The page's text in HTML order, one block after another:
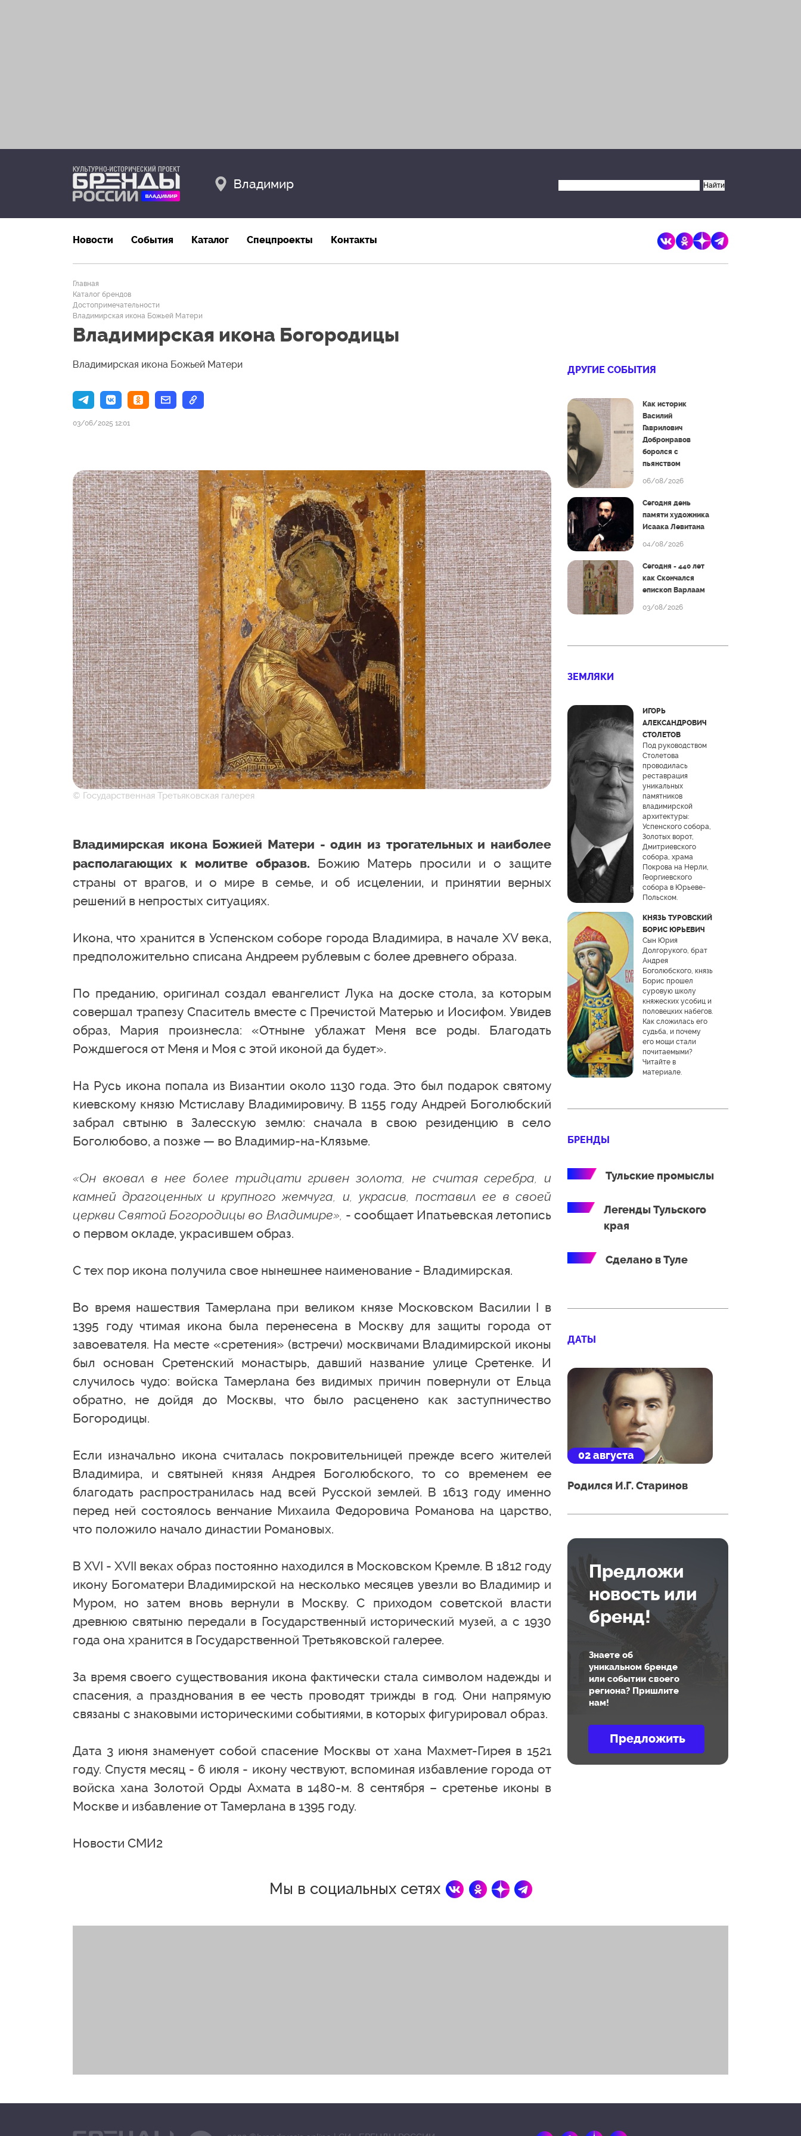
Владимир
Новости События Каталог Спецпроекты Контакты
Главная
Каталог брендов
Достопримечательности
Владимирская икона Божьей Матери
Владимирская икона Богородицы
Владимирская икона Божьей Матери
03/06/2025 12:01
© Государственная Третьяковская галерея
Владимирская икона Божией Матери - один из трогательных и наиболее
располагающих к молитве образов. Божию Матерь просили и о защите
страны от врагов, и о мире в семье, и об исцелении, и принятии верных
решений в непростых ситуациях.
Икона, что хранится в Успенском соборе города Владимира, в начале XV века,
предположительно списана Андреем рублевым с более древнего образа.
По преданию, оригинал создал евангелист Лука на доске стола, за которым
совершал трапезу Спаситель вместе с Пречистой Матерью и Иосифом. Увидев
образ, Мария произнесла: «Отныне ублажат Меня все роды. Благодать
Рождшегося от Меня и Моя с этой иконой да будет».
На Русь икона попала из Византии около 1130 года. Это был подарок святому
киевскому князю Мстиславу Владимировичу. В 1155 году Андрей Боголюбский
забрал свтыню в Залесскую землю: сначала в свою резиденцию в село
Боголюбово, а позже — во Владимир-на-Клязьме.
«Он вковал в нее более тридцати гривен золота, не считая серебра, и
камней драгоценных и крупного жемчуга, и, украсив, поставил ее в своей
церкви Святой Богородицы во Владимире», - сообщает Ипатьевская летопись
о первом окладе, украсившем образ.
С тех пор икона получила свое нынешнее наименование - Владимирская.
Во время нашествия Тамерлана при великом князе Московском Василии I в
1395 году чтимая икона была перенесена в Москву для защиты города от
завоевателя. На месте «сретения» (встречи) москвичами Владимирской иконы
был основан Сретенский монастырь, давший название улице Сретенке. И
случилось чудо: войска Тамерлана без видимых причин повернули от Ельца
обратно, не дойдя до Москвы, что было расценено как заступничество
Богородицы.
Если изначально икона считалась покровительницей прежде всего жителей
Владимира, и святыней князя Андрея Боголюбского, то со временем ее
благодать распространилась над всей Русской землей. В 1613 году именно
перед ней состоялось венчание Михаила Федоровича Романова на царство,
что положило начало династии Романовых.
В XVI - XVII веках образ постоянно находился в Московском Кремле. В 1812 году
икону Богоматери Владимирской на несколько месяцев увезли во Владимир и
Муром, но затем вновь вернули в Москву. С приходом советской власти
древнюю святыню передали в Государственный исторический музей, а с 1930
года она хранится в Государственной Третьяковской галерее.
За время своего существования икона фактически стала символом надежды и
спасения, а празднования в ее честь проводят трижды в год. Они напрямую
связаны с знаковыми историческими событиями, в которых фигурировал образ.
Дата 3 июня знаменует собой спасение Москвы от хана Махмет-Гирея в 1521
году. Спустя месяц - 6 июля - икону чествуют, вспоминая избавление города от
войска хана Золотой Орды Ахмата в 1480-м. 8 сентября – сретенье иконы в
Москве и избавление от Тамерлана в 1395 году.
Новости СМИ2
ДРУГИЕ СОБЫТИЯ
Как историк
Василий
Гаврилович
Добронравов
боролся с
пьянством
06/08/2026
Сегодня день
памяти художника
Исаака Левитана
04/08/2026
Сегодня - 440 лет
как Скончался
епископ Варлаам
03/08/2026
ЗЕМЛЯКИ
ИГОРЬ
АЛЕКСАНДРОВИЧ
СТОЛЕТОВ
Под руководством
Столетова
проводилась
реставрация
уникальных
памятников
владимирской
архитектуры:
Успенского собора,
Золотых ворот,
Дмитриевского
собора, храма
Покрова на Нерли,
Георгиевского
собора в Юрьеве-
Польском.
КНЯЗЬ ТУРОВСКИЙ
БОРИС ЮРЬЕВИЧ
Сын Юрия
Долгорукого, брат
Андрея
Боголюбского, князь
Борис прошел
суровую школу
княжеских усобиц и
половецких набегов.
Как сложилась его
судьба, и почему
его мощи стали
почитаемыми?
Читайте в
материале.
БРЕНДЫ
Тульские промыслы
Легенды Тульского
края
Сделано в Туле
ДАТЫ
02 августа
Родился И.Г. Старинов
Предложи
новость или
бренд!
Знаете об
уникальном бренде
или событии своего
региона? Пришлите
нам!
Мы в социальных сетях